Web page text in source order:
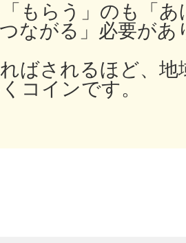
もらう」のも「
ながる」必要があ
ばされるほど、地
コインです。
まちのコイン
知らせ
ヘルプ